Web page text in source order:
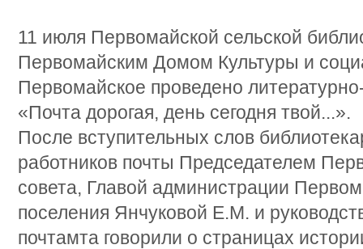
11 июля Первомайской сельской
Первомайским Домом Культуры и
Первомайское проведено
«Почта дорогая, день сегодня твой...».
После вступительных слов
работников почты Председателем
совета, Главой администрации
поселения Янчуковой Е.М. и
почтамта говорили о страницах